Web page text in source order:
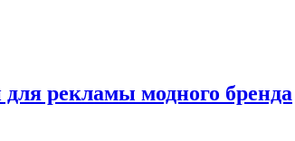
рекламы модного бренда